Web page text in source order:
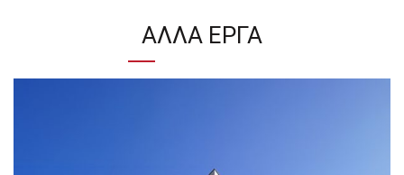
ΆΛΛΑ ΈΡΓΑ